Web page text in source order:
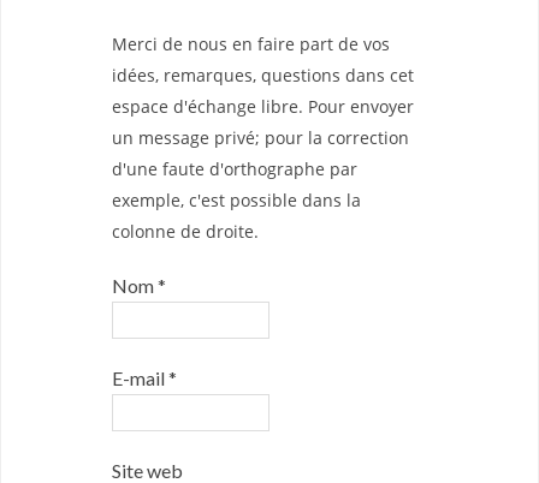
Merci de nous en faire part de vos
idées, remarques, questions dans cet
espace d'échange libre. Pour envoyer
un message privé; pour la correction
d'une faute d'orthographe par
exemple, c'est possible dans la
colonne de droite.
Nom*
E-mail*
Site web